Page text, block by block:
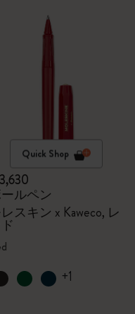
Quick Shop
ルペン
スキン x Kaweco, レ
+1